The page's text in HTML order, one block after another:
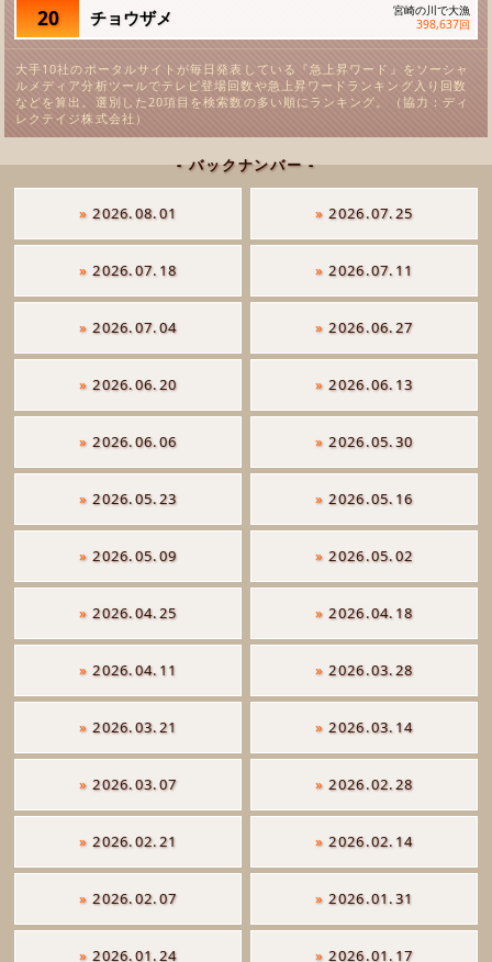
20 チョウザメ
宮崎の川で大漁
398,637回
大手10社のポータルサイトが毎日発表している『急上昇ワード』をソーシャ
ルメディア分析ツールでテレビ登場回数や急上昇ワードランキング入り回数
などを算出。選別した20項目を検索数の多い順にランキング。（協力：ディ
レクテイジ株式会社）
- バックナンバー -
» 2026.08.01 » 2026.07.25
» 2026.07.18 » 2026.07.11
» 2026.07.04 » 2026.06.27
» 2026.06.20 » 2026.06.13
» 2026.06.06 » 2026.05.30
» 2026.05.23 » 2026.05.16
» 2026.05.09 » 2026.05.02
» 2026.04.25 » 2026.04.18
» 2026.04.11 » 2026.03.28
» 2026.03.21 » 2026.03.14
» 2026.03.07 » 2026.02.28
» 2026.02.21 » 2026.02.14
» 2026.02.07 » 2026.01.31
» 2026.01.24 » 2026.01.17